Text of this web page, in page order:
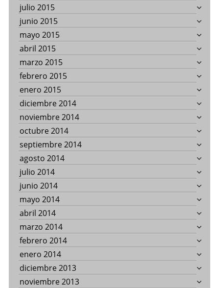
julio 2015
junio 2015
mayo 2015
abril 2015
marzo 2015
febrero 2015
enero 2015
diciembre 2014
noviembre 2014
octubre 2014
septiembre 2014
agosto 2014
julio 2014
junio 2014
mayo 2014
abril 2014
marzo 2014
febrero 2014
enero 2014
diciembre 2013
noviembre 2013